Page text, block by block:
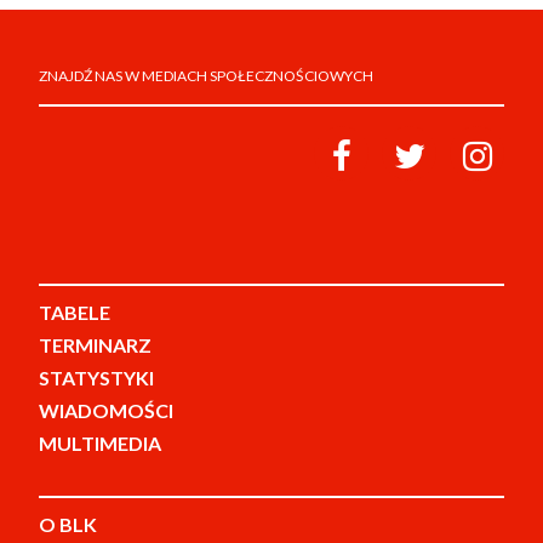
ZNAJDŹ NAS W MEDIACH SPOŁECZNOŚCIOWYCH
TABELE
TERMINARZ
STATYSTYKI
WIADOMOŚCI
MULTIMEDIA
O BLK